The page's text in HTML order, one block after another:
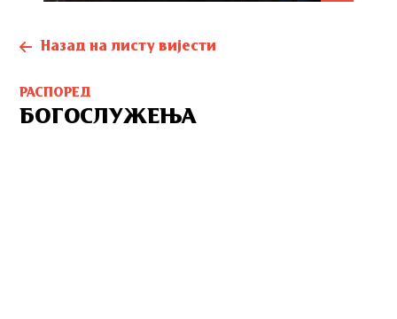
Назад на листу вијести
РАСПОРЕД
БОГОСЛУЖЕЊА